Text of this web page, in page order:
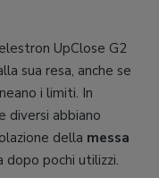
UpClose G2
sua resa, anche se
i limiti. In
diversi abbiano
della messa
dopo pochi utilizzi.